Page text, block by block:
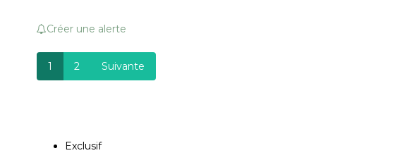
Créer une alerte
1 2 Suivante
Exclusif